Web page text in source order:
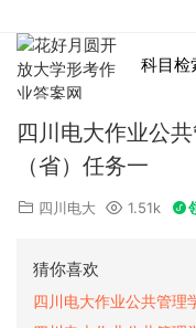
科目检
四川电大作业公
（省）任务一
四川电大 1.51k
猜你喜欢
四川电大作业公共管理